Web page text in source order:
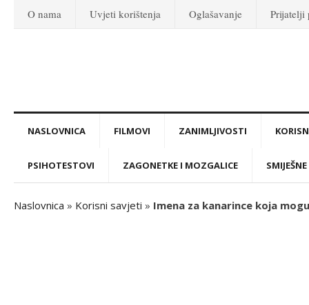
O nama Uvjeti korištenja Oglašavanje Prijatelji
NASLOVNICA FILMOVI ZANIMLJIVOSTI
PSIHOTESTOVI ZAGONETKE I MOZGALICE
Naslovnica » Korisni savjeti » Imena za kanarince koja